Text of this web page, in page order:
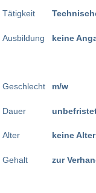
Tätigkeit
Ausbildung
Geschlecht
Dauer
Alter
Gehalt
keine
m/w
keine
zur